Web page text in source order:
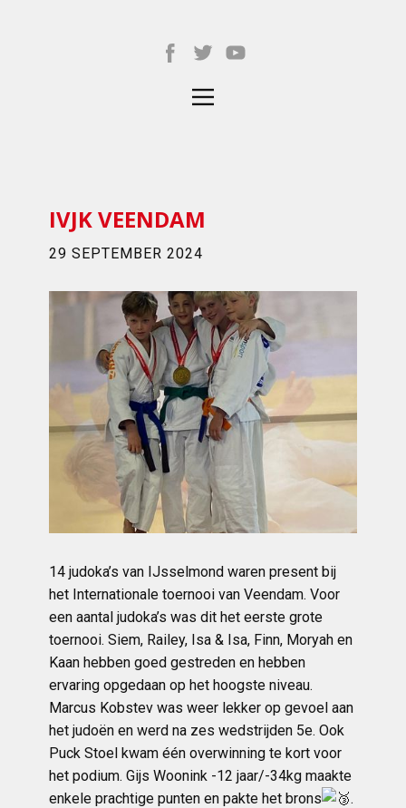
IVJK VEENDAM
29 SEPTEMBER 2024
14 judoka’s van IJsselmond waren present bij
het Internationale toernooi van Veendam. Voor
een aantal judoka’s was dit het eerste grote
toernooi. Siem, Railey, Isa & Isa, Finn, Moryah en
Kaan hebben goed gestreden en hebben
ervaring opgedaan op het hoogste niveau.
Marcus Kobstev was weer lekker op gevoel aan
het judoën en werd na zes wedstrijden 5e. Ook
Puck Stoel kwam één overwinning te kort voor
het podium. Gijs Woonink -12 jaar/-34kg maakte
enkele prachtige punten en pakte het brons
.